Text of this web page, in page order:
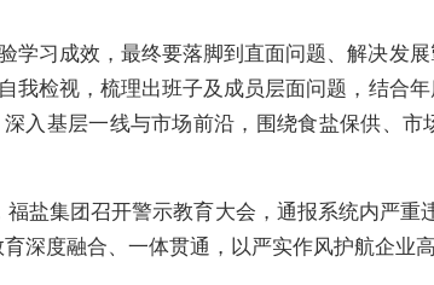
学习成效，最终要落脚到直面问题、解决发
我检视，梳理出班子及成员层面问题，结合
入基层一线与市场前沿，围绕食盐保供、
盐集团召开警示教育大会，通报系统内严重
深度融合、一体贯通，以严实作风护航企业高